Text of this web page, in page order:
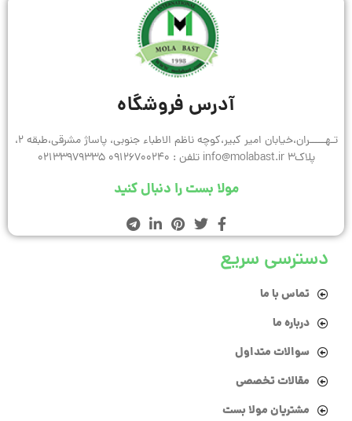
آدرس فروشگاه
تـهـــــران،خیابان امیر کبیر،کوچه ناظم الاطباء جنوبی، پاساژ مشرقی،طبقه 2،
پلاک3 info@molabast.ir تلفن : 09126700240 02133979335
مولا بست را دنبال کنید
دسترسی سریع
تماس با ما
درباره ما
سوالات متداول
مقالات تخصصی
مشتریان مولا بست